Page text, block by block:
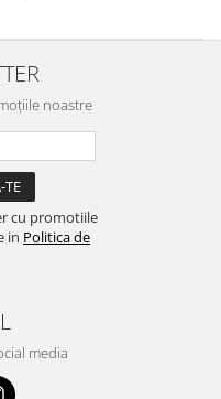
noastre
cu promotiile
in Politica de
media